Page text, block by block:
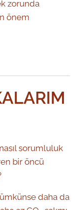
zorunda
önem
sorumluluk
bir öncü
daha da